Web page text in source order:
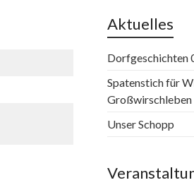
Aktuelles
Dorfgeschichten
Spatenstich für
Großwirschleben
Unser Schopp